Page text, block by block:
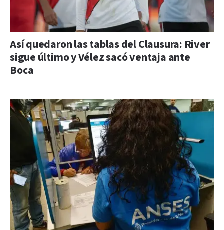
Así quedaron las tablas del Clausura: River
sigue último y Vélez sacó ventaja ante
Boca